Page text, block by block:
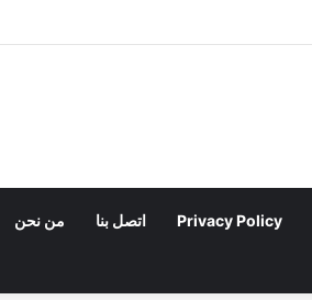
كيف يمكن للشباب
من نحن اتصل بنا Privacy Policy